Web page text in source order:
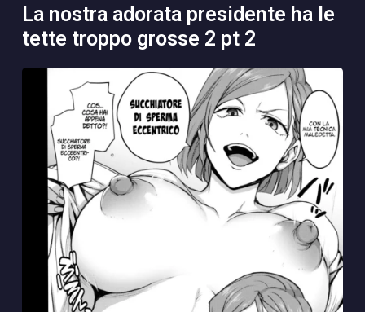
la nostra adorata presidente ha le
tette troppo grosse 2 pt 2